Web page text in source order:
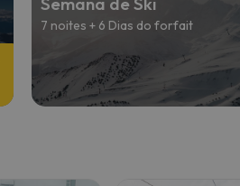
7 noites + 6 Dias do forfait